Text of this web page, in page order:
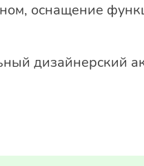
оснащение
дизайнерский